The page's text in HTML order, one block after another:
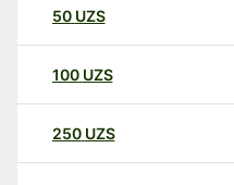
50 UZS
100 UZS
250 UZS